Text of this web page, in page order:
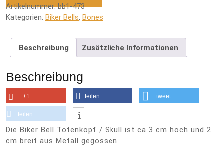
Artikelnummer:bb1-473
Kategorien: Biker Bells, Bones
Beschreibung Zusätzliche Informationen
Beschreibung
+1 teilen tweet
teilen
Die Biker Bell Totenkopf / Skull ist ca 3 cm hoch und 2
cm breit aus Metall gegossen